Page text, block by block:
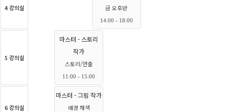
4 강의실 금 오후반
14:00 - 18:00
5 강의실
마스터 - 스토리
작가
스토리/연출
11:00 - 15:00
6 강의실
마스터 - 그림 작가
배경 채색